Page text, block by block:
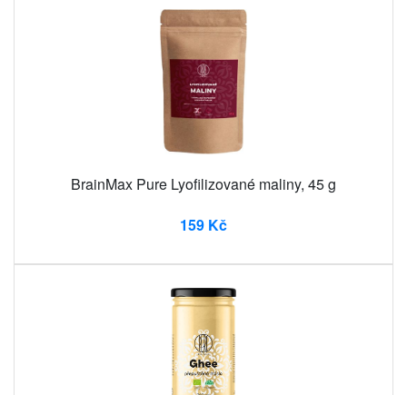
BrainMax Pure Lyofilizované maliny, 45 g
159 Kč